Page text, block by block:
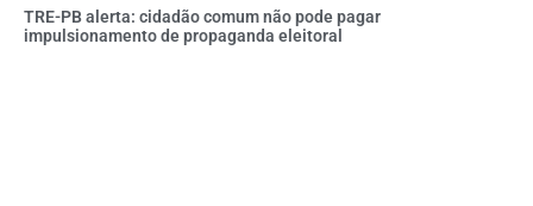
TRE-PB alerta: cidadão comum não pode pagar
impulsionamento de propaganda eleitoral